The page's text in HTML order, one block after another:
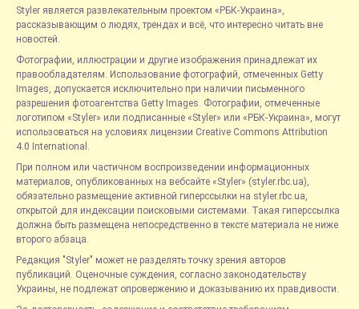
Styler является развлекательным проектом «РБК-Украина»,
рассказывающим о людях, трендах и всё, что интересно читать вне
новостей.
Фотографии, иллюстрации и другие изображения принадлежат их
правообладателям. Использование фотографий, отмеченных Getty
Images, допускается исключительно при наличии письменного
разрешения фотоагентства Getty Images. Фотографии, отмеченные
логотипом «Styler» или подписанные «Styler» или «РБК-Украина», могут
использоваться на условиях лицензии Creative Commons Attribution
4.0 International.
При полном или частичном воспроизведении информационных
материалов, опубликованных на вебсайте «Styler» (styler.rbc.ua),
обязательно размещение активной гиперссылки на styler.rbc.ua,
открытой для индексации поисковыми системами. Такая гиперссылка
должна быть размещена непосредственно в тексте материала не ниже
второго абзаца.
Редакция "Styler" может не разделять точку зрения авторов
публикаций. Оценочные суждения, согласно законодательству
Украины, не подлежат опровержению и доказыванию их правдивости.